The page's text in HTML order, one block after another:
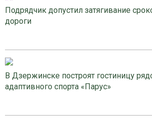
Подрядчик допустил затягивание
дороги
В Дзержинске построят гостиницу
адаптивного спорта «Парус»